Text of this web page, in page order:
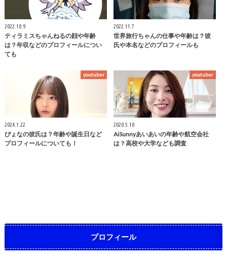
2022.10.9
ティラミスちゃんねるの顔や年齢
は？年収などのプロフィールについ
ても
2022.11.7
世界旅行ちゃんの仕事や年齢は？彼
氏や本名などのプロフィールも
youtuber
2024.1.22
ぴょなの彼氏は？年齢や誕生日など
プロフィールについても！
youtuber
2020.5.10
AiSunnyあいあいの年齢や航空会社
は？高校や大学なども調査
プロフィール